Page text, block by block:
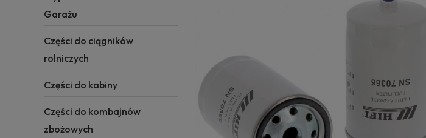
Garażu
Części do ciągników
rolniczych
Części do kabiny
Części do kombajnów
zbożowych